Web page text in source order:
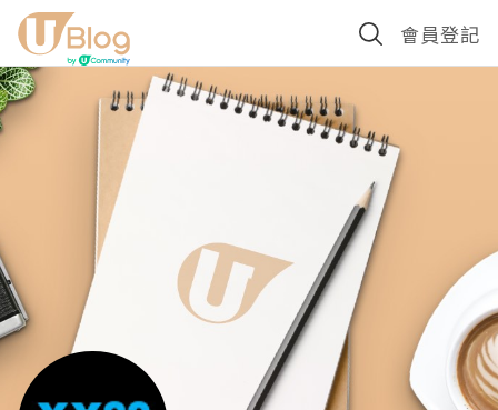
會員登記